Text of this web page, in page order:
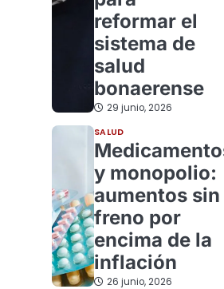
reformar el
sistema de
salud
bonaerense
29 junio, 2026
SALUD
y monopolio:
aumentos sin
freno por
encima de la
inflación
26 junio, 2026